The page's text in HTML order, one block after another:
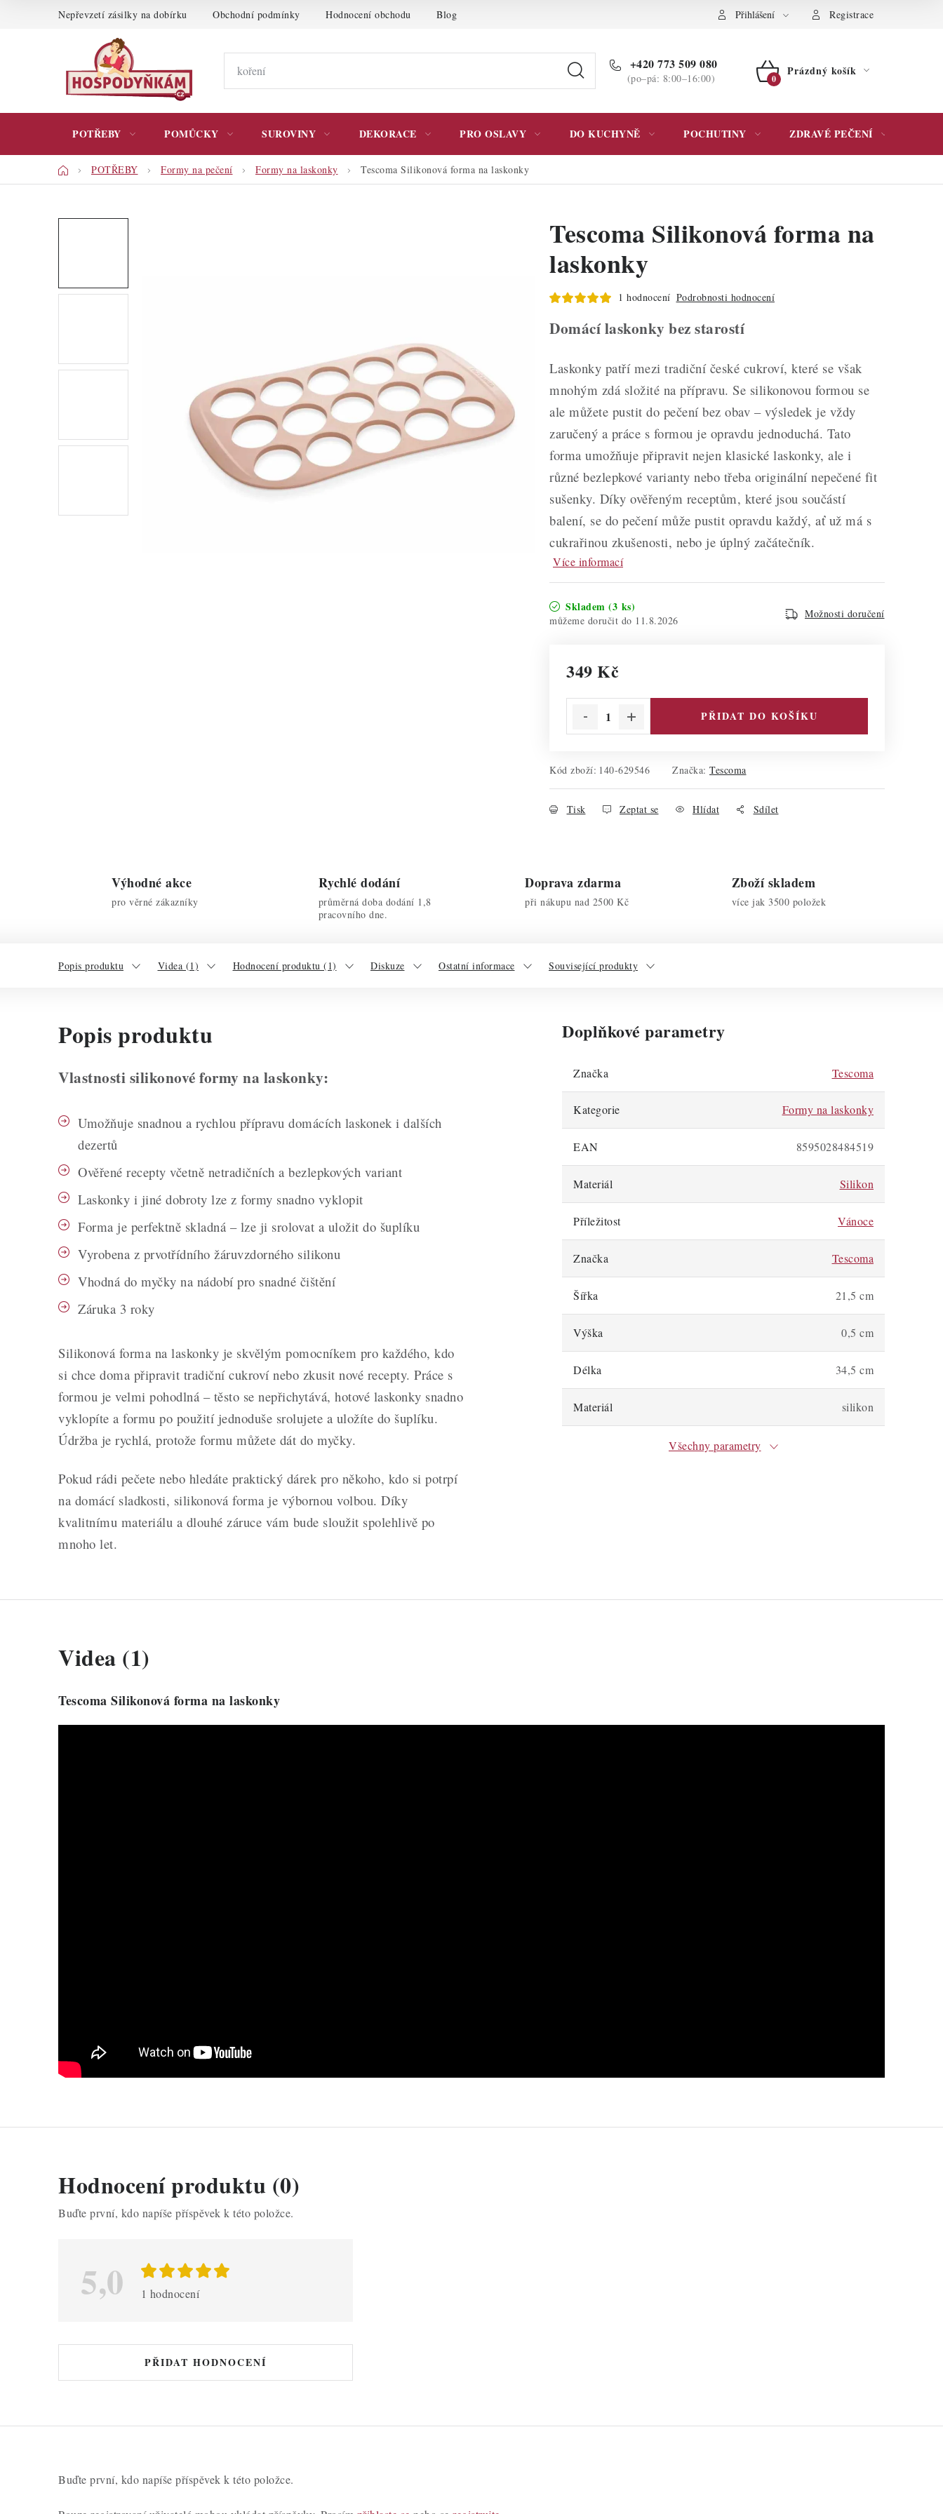
Nepřevzetí zásilky na dobírku Obchodní podmínky Hodnocení obchodu Blog Podmínky ochrany osobních údajů Přihlášení Registrace
+420 773 509 080
(po–pá: 8:00–16:00)
NÁKUPNÍ
Prázdný košík
POTŘEBY POMŮCKY SUROVINY DEKORACE PRO OSLAVY DO KUCHYNĚ POCHUTINY ZDRAVÉ PEČENÍ
DomůPOTŘEBY Formy na pečení Formy na laskonky Tescoma Silikonová forma na laskonky
Tescoma Silikonová forma na
laskonky
1 hodnocení Podrobnosti hodnocení
Domácí laskonky bez starostí
Laskonky patří mezi tradiční české cukroví, které se však
mnohým zdá složité na přípravu. Se silikonovou formou se
ale můžete pustit do pečení bez obav – výsledek je vždy
zaručený a práce s formou je opravdu jednoduchá. Tato
forma umožňuje připravit nejen klasické laskonky, ale i
různé bezlepkové varianty nebo třeba originální nepečené fit
sušenky. Díky ověřeným receptům, které jsou součástí
balení, se do pečení může pustit opravdu každý, ať už má s
cukrařinou zkušenosti, nebo je úplný začátečník.
Více informací
Skladem (3 ks)
11.8.2026
Možnosti doručení
349 Kč
PŘIDAT DO KOŠÍKU
Kód zboží: 140-629546 Značka: Tescoma
Tisk Zeptat se Hlídat Sdílet
Výhodné akce
pro věrné zákazníky
Rychlé dodání
průměrná doba dodání 1,8
pracovního dne.
Doprava zdarma
při nákupu nad 2500 Kč
Zboží skladem
více jak 3500 položek
Popis produktu Videa (1) Hodnocení produktu (1) Diskuze Ostatní informace Související produkty
Popis produktu
Vlastnosti silikonové formy na laskonky:
Umožňuje snadnou a rychlou přípravu domácích laskonek i dalších
dezertů
Ověřené recepty včetně netradičních a bezlepkových variant
Laskonky i jiné dobroty lze z formy snadno vyklopit
Forma je perfektně skladná – lze ji srolovat a uložit do šuplíku
Vyrobena z prvotřídního žáruvzdorného silikonu
Vhodná do myčky na nádobí pro snadné čištění
Záruka 3 roky
Silikonová forma na laskonky je skvělým pomocníkem pro každého, kdo
si chce doma připravit tradiční cukroví nebo zkusit nové recepty. Práce s
formou je velmi pohodlná – těsto se nepřichytává, hotové laskonky snadno
vyklopíte a formu po použití jednoduše srolujete a uložíte do šuplíku.
Údržba je rychlá, protože formu můžete dát do myčky.
Pokud rádi pečete nebo hledáte praktický dárek pro někoho, kdo si potrpí
na domácí sladkosti, silikonová forma je výbornou volbou. Díky
kvalitnímu materiálu a dlouhé záruce vám bude sloužit spolehlivě po
mnoho let.
Doplňkové parametry
Značka Tescoma
Kategorie Formy na laskonky
EAN 8595028484519
Materiál Silikon
Příležitost Vánoce
Značka Tescoma
Šířka 21,5 cm
Výška 0,5 cm
Délka 34,5 cm
Materiál silikon
Všechny parametry
Videa (1)
Tescoma Silikonová forma na laskonky
Hodnocení produktu (0)
Buďte první, kdo napíše příspěvek k této položce.
5,0 1 hodnocení
PŘIDAT HODNOCENÍ
V
ý
d
í
Buďte první, kdo napíše příspěvek k této položce.